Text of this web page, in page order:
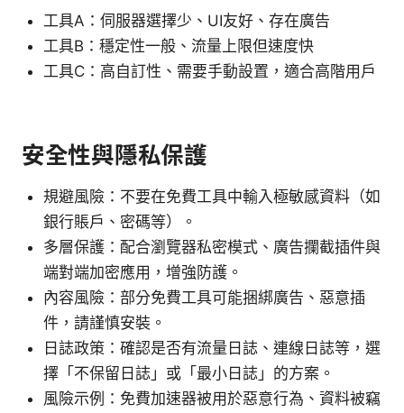
工具A：伺服器選擇少、UI友好、存在廣告
工具B：穩定性一般、流量上限但速度快
工具C：高自訂性、需要手動設置，適合高階用戶
安全性與隱私保護
規避風險：不要在免費工具中輸入極敏感資料（如
銀行賬戶、密碼等）。
多層保護：配合瀏覽器私密模式、廣告攔截插件與
端對端加密應用，增強防護。
內容風險：部分免費工具可能捆綁廣告、惡意插
件，請謹慎安裝。
日誌政策：確認是否有流量日誌、連線日誌等，選
擇「不保留日誌」或「最小日誌」的方案。
風險示例：免費加速器被用於惡意行為、資料被竊